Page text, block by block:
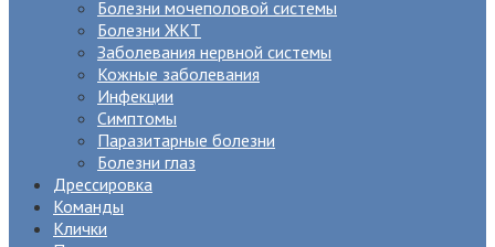
Болезни мочеполовой системы
Болезни ЖКТ
Заболевания нервной системы
Кожные заболевания
Инфекции
Симптомы
Паразитарные болезни
Болезни глаз
Дрессировка
Команды
Клички